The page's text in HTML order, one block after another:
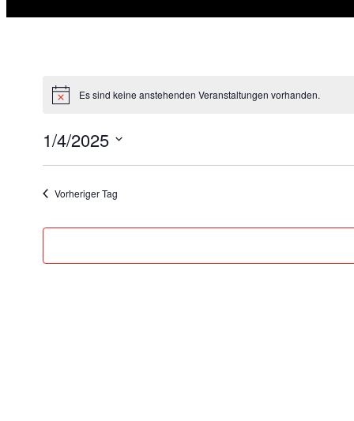
Es sind keine anstehenden Veranstaltungen vorhanden.
1/4/2025
Vorheriger Tag